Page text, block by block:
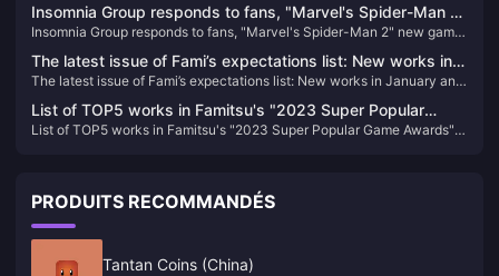
Insomnia Group responds to fans, "Marvel's Spider-Man 2"
new game + mode is coming soon
Insomnia Group responds to fans, "Marvel's Spider-Man 2" new game
The latest issue of Fami’s expectations list: New works in
January and February are firmly at the top of the list
The latest issue of Fami’s expectations list: New works in January and
List of TOP5 works in Famitsu's "2023 Super Popular
Game Awards" announced
List of TOP5 works in Famitsu's "2023 Super Popular Game Awards"
PRODUITS RECOMMANDÉS
Tantan Coins (China)